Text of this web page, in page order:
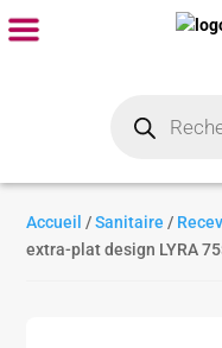
produits
Accueil /Sanitaire /
extra-plat design LYRA